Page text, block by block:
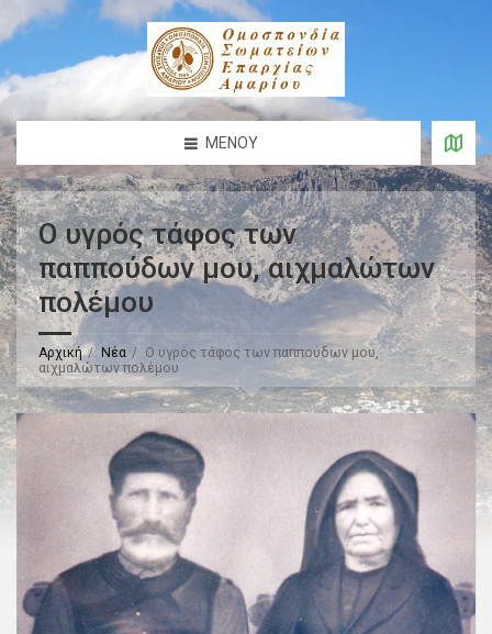
ΜΕΝΟΎ
Ο υγρός τάφος των
παππούδων μου, αιχμαλώτων
πολέμου
Αρχική Νέα
Ο υγρός τάφος των παππούδων μου,
αιχμαλώτων πολέμου